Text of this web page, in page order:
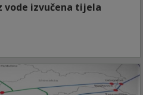
vode izvučena tijela